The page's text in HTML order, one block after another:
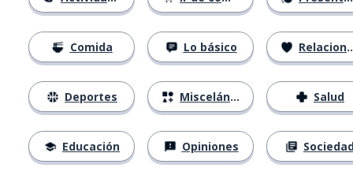
Comida
Deportes
Educación
Lo básico
Misceláneo
Opiniones
Relaciones
Salud